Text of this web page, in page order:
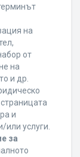
на
от
на
и др.
и
услуги.
за